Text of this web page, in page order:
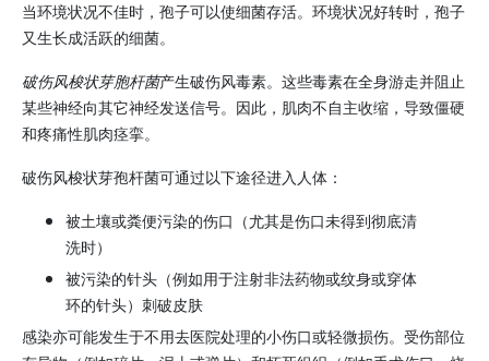
当环境状况不佳时，孢子可以使细菌存活。环境状况好转时，孢子
又生长成活跃的细菌。
破伤风梭状芽胞杆菌产生破伤风毒素。这些毒素在全身游走并阻止
某些神经向其它神经发送信号。因此，肌肉不自主收缩，导致僵硬
和疼痛性肌肉痉挛。
破伤风梭状芽孢杆菌可通过以下途径进入人体：
被土壤或粪便污染的伤口（尤其是伤口未得到彻底清
洗时）
被污染的针头（例如用于注射非法药物或纹身或穿体
环的针头）刺破皮肤
感染亦可能发生于不用去医院处理的小伤口或轻微损伤。受伤部位